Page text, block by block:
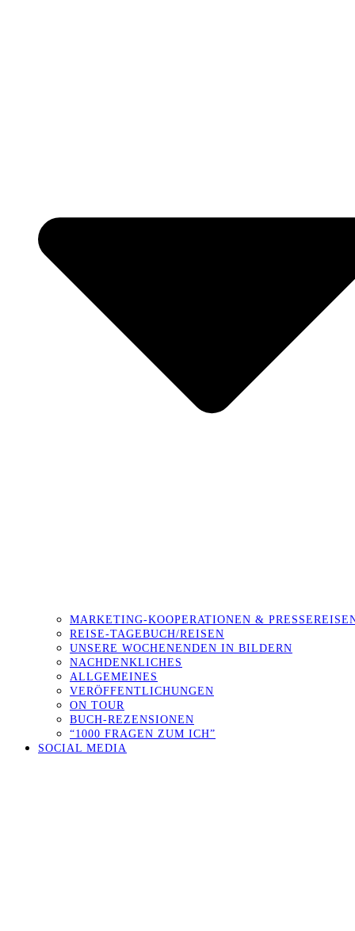
MARKETING-KOOPERATIONEN &
REISE-TAGEBUCH/REISEN
UNSERE WOCHENENDEN IN BILDERN
NACHDENKLICHES
ALLGEMEINES
VERÖFFENTLICHUNGEN
ON TOUR
BUCH-REZENSIONEN
“1000 FRAGEN ZUM ICH”
SOCIAL MEDIA